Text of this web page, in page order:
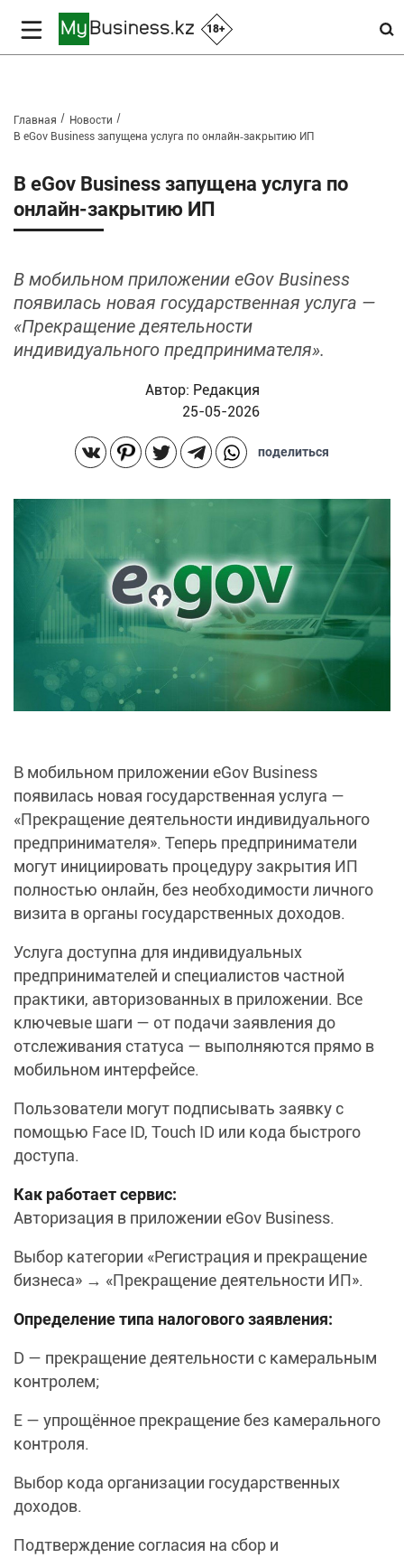
18+
Главная
Новости
В eGov Business запущена услуга по онлайн‑закрытию ИП
В eGov Business запущена услуга по
онлайн‑закрытию ИП
В мобильном приложении eGov Business
появилась новая государственная услуга —
«Прекращение деятельности
индивидуального предпринимателя».
поделиться
Автор: Редакция
25-05-2026
В мобильном приложении eGov Business
появилась новая государственная услуга —
«Прекращение деятельности индивидуального
предпринимателя». Теперь предприниматели
могут инициировать процедуру закрытия ИП
полностью онлайн, без необходимости личного
визита в органы государственных доходов.
Услуга доступна для индивидуальных
предпринимателей и специалистов частной
практики, авторизованных в приложении. Все
ключевые шаги — от подачи заявления до
отслеживания статуса — выполняются прямо в
мобильном интерфейсе.
Пользователи могут подписывать заявку с
помощью Face ID, Touch ID или кода быстрого
доступа.
Как работает сервис:
Авторизация в приложении eGov Business.
Выбор категории «Регистрация и прекращение
бизнеса» → «Прекращение деятельности ИП».
Определение типа налогового заявления:
D — прекращение деятельности с камеральным
контролем;
E — упрощённое прекращение без камерального
контроля.
Выбор кода организации государственных
доходов.
Подтверждение согласия на сбор и